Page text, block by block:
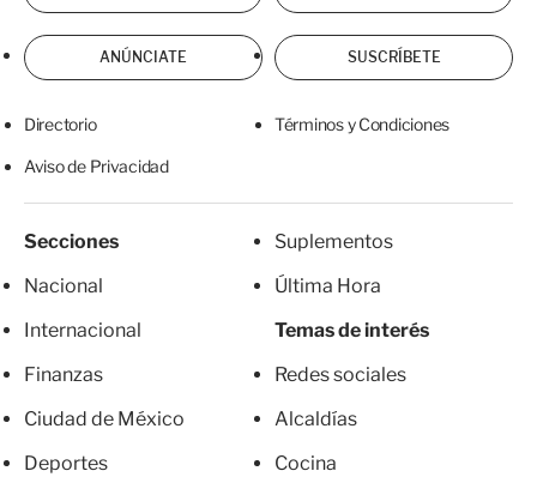
ANÚNCIATE SUSCRÍBETE
Directorio Términos y Condiciones
Aviso de Privacidad
Secciones
Nacional
Internacional
Finanzas
Ciudad de México
Deportes
Suplementos
Última Hora
Temas de interés
Redes sociales
Alcaldías
Cocina